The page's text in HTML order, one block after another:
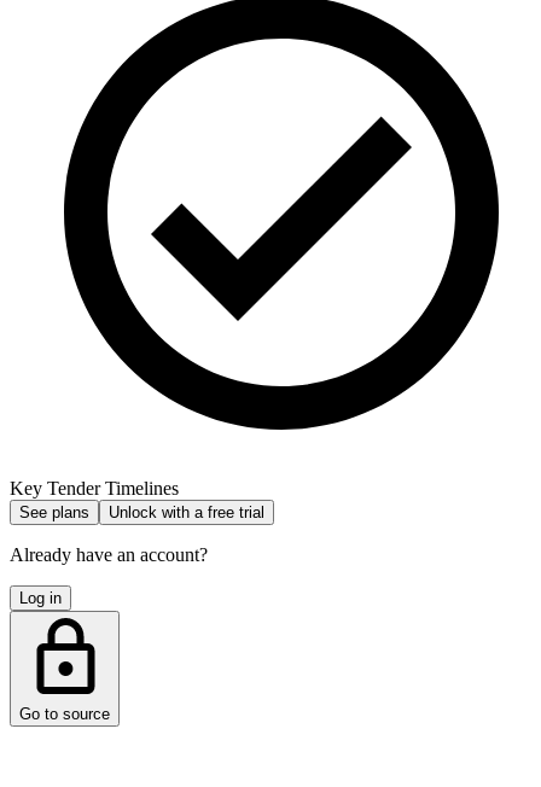
Key Tender Timelines
See plans Unlock with a free trial
Already have an account?
Log in
Go to source